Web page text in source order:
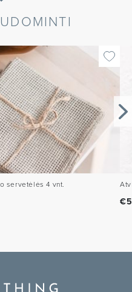
servetėlės 4 vnt.
€